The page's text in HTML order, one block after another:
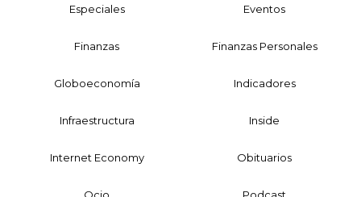
Especiales Eventos
Finanzas Finanzas Personales
Globoeconomía Indicadores
Infraestructura Inside
Internet Economy Obituarios